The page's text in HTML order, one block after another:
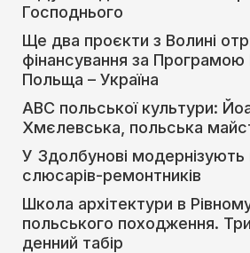
Господнього
Ще два проєкти з Волині
фінансування за Програмою
Польща – Україна
АВС польської культури:
Хмєлевська, польська
У Здолбунові модернізують
слюсарів-ремонтників
Школа архітектури в
польського походження.
денний табір